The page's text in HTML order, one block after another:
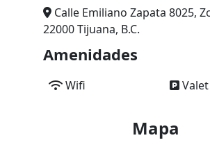
Calle Emiliano Zapata 8025,
22000 Tijuana, B.C.
Amenidades
Wifi
Mapa